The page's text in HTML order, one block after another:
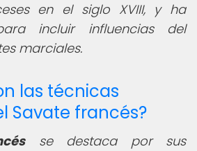
en el siglo XVIII, y ha
incluir influencias del
marciales.
las técnicas
Savate francés?
se destaca por sus